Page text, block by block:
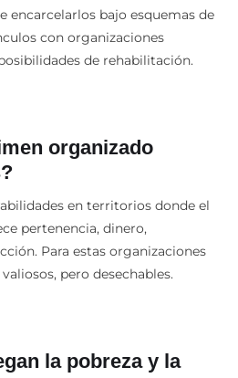
distinta de desarrollo. La
encarcelarlos bajo esquemas de
con organizaciones
organizado
en territorios donde el
pertenencia, dinero,
Para estas organizaciones